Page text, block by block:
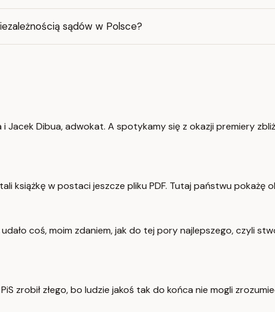
sądów w Polsce?
Dibua, adwokat. A spotykamy się z okazji premiery
w postaci jeszcze pliku PDF. Tutaj państwu pokażę
coś, moim zdaniem, jak do tej pory najlepszego, czyli
zrobił złego, bo ludzie jakoś tak do końca nie mogli